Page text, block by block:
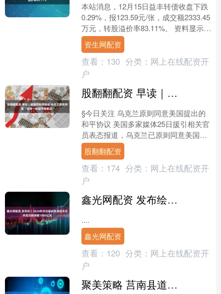
本站消息，12月15日益丰转债收盘下跌
0.29%，报123.59元/张，成交额2333.45
万元，转股溢价率83.11%。 资料显示，
益丰转债信用级别为“AA”....
资生网配资
查看： 130 分类： 网上在线配资开
户
股翻翻配资 早读｜美国的和平协议 乌克兰原则同意 “还有一些细节要解决”
§今日关注 乌克兰原则同意美国提出的
和平协议 美国多家媒体25日援引相关官
员表态报道，乌克兰已原则同意美国提
出的和平协议，但仍有一些条款需要讨
论。乌克兰国家安全....
股翻翻配资
查看： 174 分类： 网上在线配资开
户
鑫光网配资 发布绘丨2024年河北吸纳京津技术合同成交额突破1000亿元
....
鑫光网配资
查看： 120 分类： 网上在线配资开
户
聚美策略 莒南县道口镇：汇聚青春力量 护航未成年人多彩假期